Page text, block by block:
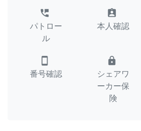
perm_phone_msg
パトロー
ル
assignment_ind
本人確認
smartphone
番号確認
lock
シェアワ
ーカー保
険